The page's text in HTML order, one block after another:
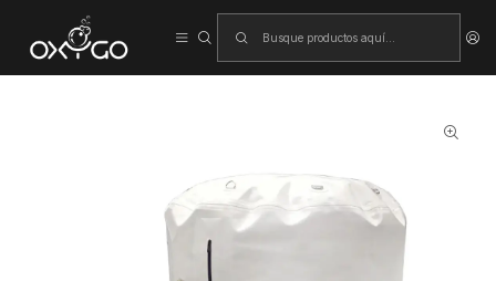
Inicio
Cámara Hiperbárica uDR H2 – Cámara HBOT Tipo Sentado para
Varias Personas con Concentrador 10L uMR O7+